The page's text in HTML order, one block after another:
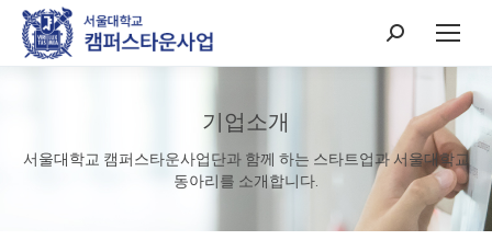
Search:
기업소개
서울대학교 캠퍼스타운사업단과 함께 하는 스타트업과 서울대학교
동아리를 소개합니다.